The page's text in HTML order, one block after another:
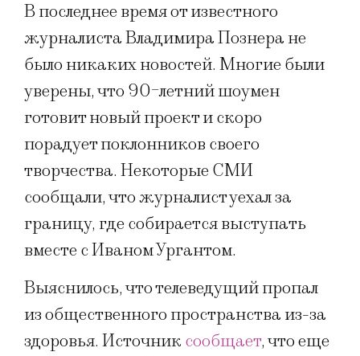
В последнее время от известного
журналиста Владимира Познера не
было никаких новостей. Многие были
уверены, что 90-летний шоумен
готовит новый проект и скоро
порадует поклонников своего
творчества. Некоторые СМИ
сообщали, что журналист уехал за
границу, где собирается выступать
вместе с Иваном Ургантом.
Выяснилось, что телеведущий пропал
из общественного пространства из-за
здоровья. Источник сообщает, что еще